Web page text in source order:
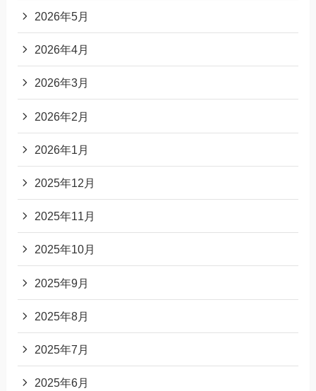
2026年5月
2026年4月
2026年3月
2026年2月
2026年1月
2025年12月
2025年11月
2025年10月
2025年9月
2025年8月
2025年7月
2025年6月